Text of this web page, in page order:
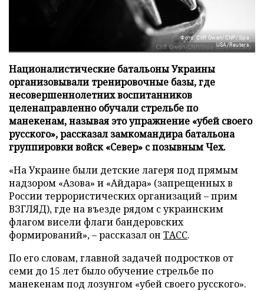
Фото: Cliff Owen/CNP/Sipa
USA/Reuters
Националистические батальоны Украины
организовывали тренировочные базы, где
несовершеннолетних воспитанников
целенаправленно обучали стрельбе по
манекенам, называя это упражнение «убей своего
русского», рассказал замкомандира батальона
группировки войск «Север» с позывным Чех.
«На Украине были детские лагеря под прямым
надзором «Азова» и «Айдара» (запрещенных в
России террористических организаций – прим
ВЗГЛЯД), где на въезде рядом с украинским
флагом висели флаги бандеровских
формирований», – рассказал он ТАСС.
По его словам, главной задачей подростков от
семи до 15 лет было обучение стрельбе по
манекенам под лозунгом «убей своего русского».